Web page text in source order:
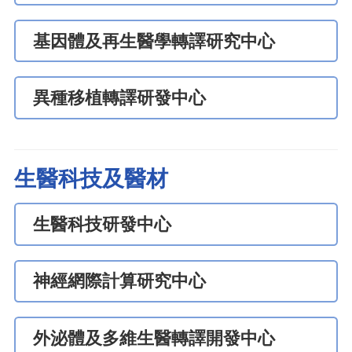
基因體及再生醫學轉譯研究中心
異種移植轉譯研發中心
生醫科技及醫材
生醫科技研發中心
神經網際計算研究中心
外泌體及多維生醫轉譯開發中心